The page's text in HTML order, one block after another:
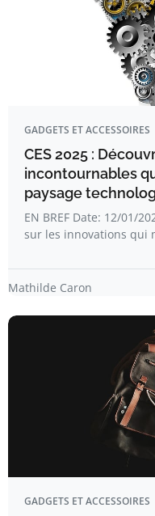
GADGETS ET ACCESSOIRES
CES 2025 :
incontournables
paysage
EN BREF Date: 12/01/
sur les innovations qui
Mathilde Caron
GADGETS ET ACCESSOIRES